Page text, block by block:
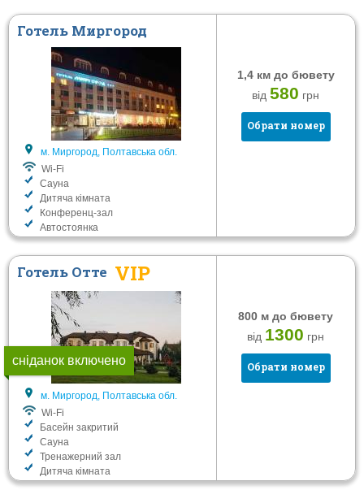
Готель Миргород
м. Миргород, Полтавська обл.
Wi-Fi
Сауна
Дитяча кімната
Конференц-зал
Автостоянка
1,4 км до бювету
від580 грн
Обрати номер
сніданок включено
Готель Отте VIP
м. Миргород, Полтавська обл.
Wi-Fi
Басейн закритий
Сауна
Тренажерний зал
Дитяча кімната
800 м до бювету
від 1300 грн
Обрати номер
від до
Тип закладу
Готель
Харчування
Сніданок
Автостоянка
Фільтрувати